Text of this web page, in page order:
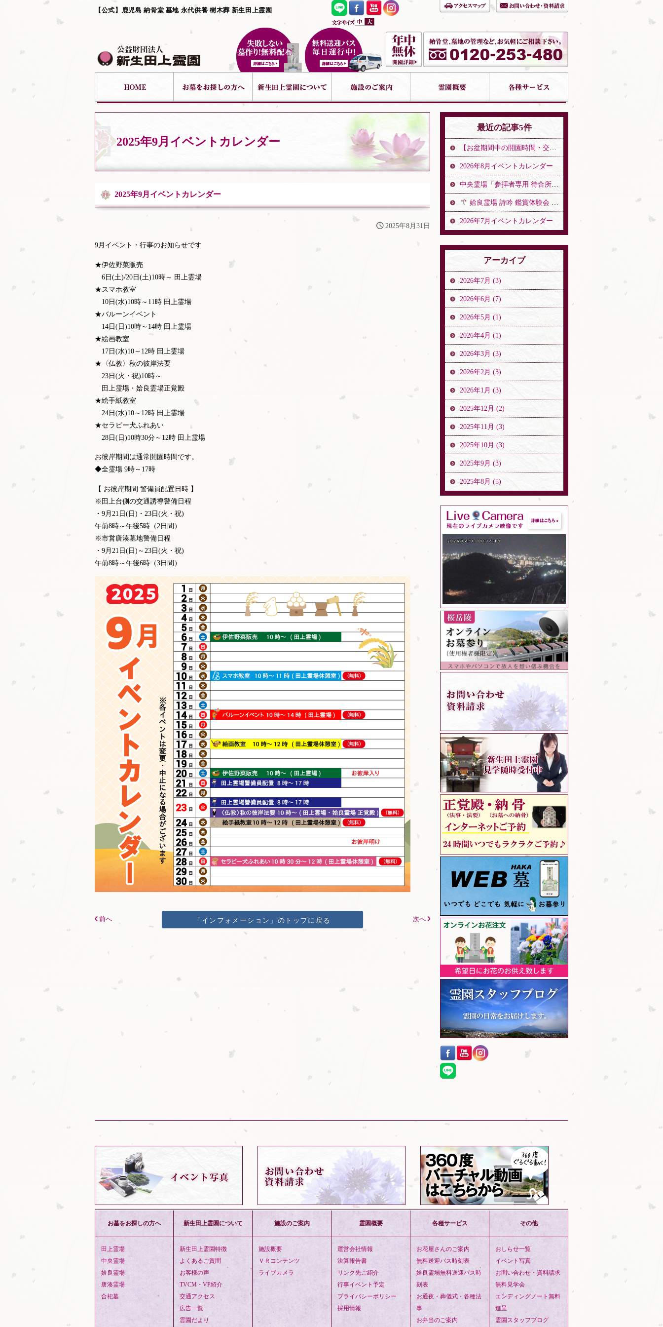
【公式】鹿児島 納骨堂 墓地 永代供養 樹木葬 新生田上霊園
2025年9月イベントカレンダー
2025年9月イベントカレンダー
2025年8月31日
9月イベント・行事のお知らせです
★伊佐野菜販売
6日(土)/20日(土)10時～ 田上霊場
★スマホ教室
10日(水)10時～11時 田上霊場
★バルーンイベント
14日(日)10時～14時 田上霊場
★絵画教室
17日(水)10～12時 田上霊場
★〈仏教〉秋の彼岸法要
23日(火・祝)10時～
田上霊場・姶良霊場正覚殿
★絵手紙教室
24日(水)10～12時 田上霊場
★セラピー犬ふれあい
28日(日)10時30分～12時 田上霊場
お彼岸期間は通常開園時間です。
◆全霊場 9時～17時
【 お彼岸期間 警備員配置日時 】
※田上台側の交通誘導警備日程
・9月21日(日)・23日(火・祝)
午前8時～午後5時（2日間）
※市営唐湊墓地警備日程
・9月21日(日)～23日(火・祝)
午前8時～午後6時（3日間）
前へ 「インフォメーション」のトップに戻る 次へ
最近の記事5件
【お盆期間中の開園時間・交通誘導警備のお知らせ】
2026年8月イベントカレンダー
中央霊場「参拝者専用 待合所」開設のお知らせ
姶良霊場 詩吟 鑑賞体験会 開催
2026年7月イベントカレンダー
アーカイブ
2026年7月 (3)
2026年6月 (7)
2026年5月 (1)
2026年4月 (1)
2026年3月 (3)
2026年2月 (3)
2026年1月 (3)
2025年12月 (2)
2025年11月 (3)
2025年10月 (3)
2025年9月 (3)
2025年8月 (5)
お墓をお探しの方へ
田上霊場
中央霊場
姶良霊場
唐湊霊場
合祀墓
新生田上霊園について
新生田上霊園特徴
よくあるご質問
お客様の声
TVCM・VP紹介
交通アクセス
広告一覧
霊園だより
施設のご案内
施設概要
ＶＲコンテンツ
ライブカメラ
霊園概要
運営会社情報
決算報告書
リンク先ご紹介
行事イベント予定
プライバシーポリシー
採用情報
各種サービス
お花屋さんのご案内
無料送迎バス時刻表
姶良霊場無料送迎バス時
刻表
お通夜・葬儀式・各種法
事
お弁当のご案内
その他
おしらせ一覧
イベント写真
お問い合わせ・資料請求
無料見学会
エンディングノート無料
進呈
霊園スタッフブログ